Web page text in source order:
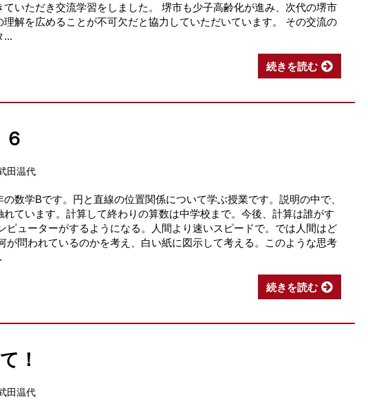
いただき交流学習をしました。 堺市も少子高齢化が進み、次代の堺市
解を広めることが不可欠だと協力していただいています。 その交流の
...
続きを読む
田温代
数学Bです。円と直線の位置関係について学ぶ授業です。説明の中で、
れています。計算して終わりの算数は中学校まで。今後、計算は誰がす
ピューターがするようになる。人間より速いスピードで。では人間はど
が問われているのかを考え、白い紙に図示して考える。このような思考
続きを読む
！
田温代